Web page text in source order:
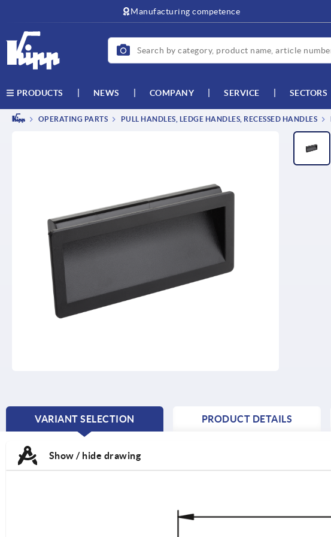
Manufacturing competence
PRODUCTS NEWS COMPANY SERVICE SECTORS
OPERATING PARTS PULL HANDLES, LEDGE HANDLES, RECESSED HANDLES
VARIANT SELECTION
CURRENT
PRODUCT DETAILS
Show / hide drawing